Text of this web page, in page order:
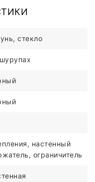
стекло
настенный
ограничитель